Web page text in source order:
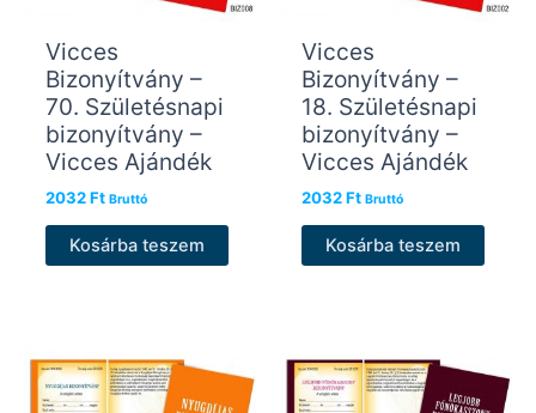
Vicces
Bizonyítvány –
70. Születésnapi
bizonyítvány –
Vicces Ajándék
2032Ft Bruttó
Kosárba teszem
Vicces
Bizonyítvány –
18. Születésnapi
bizonyítvány –
Vicces Ajándék
2032Ft Bruttó
Kosárba teszem